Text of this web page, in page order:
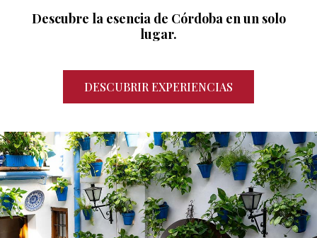
Descubre la esencia de Córdoba en un solo
lugar.
DESCUBRIR EXPERIENCIAS